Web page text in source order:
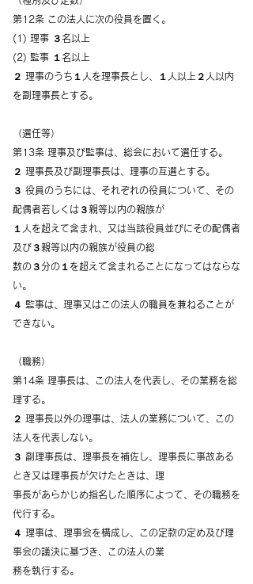
第12条 この法人に次の役員を置く。
(1) 理事 ３名以上
(2) 監事 １名以上
２ 理事のうち１人を理事長とし、１人以上２人以内
を副理事長とする。
（選任等）
第13条 理事及び監事は、総会において選任する。
２ 理事長及び副理事長は、理事の互選とする。
３ 役員のうちには、それぞれの役員について、その
配偶者若しくは３親等以内の親族が
１人を超えて含まれ、又は当該役員並びにその配偶者
及び３親等以内の親族が役員の総
数の３分の１を超えて含まれることになってはならな
い。
４ 監事は、理事又はこの法人の職員を兼ねることが
できない。
（職務）
第14条 理事長は、この法人を代表し、その業務を総
理する。
２ 理事長以外の理事は、法人の業務について、この
法人を代表しない。
３ 副理事長は、理事長を補佐し、理事長に事故ある
とき又は理事長が欠けたときは、理
事長があらかじめ指名した順序によって、その職務を
代行する。
４ 理事は、理事会を構成し、この定款の定め及び理
事会の議決に基づき、この法人の業
務を執行する。